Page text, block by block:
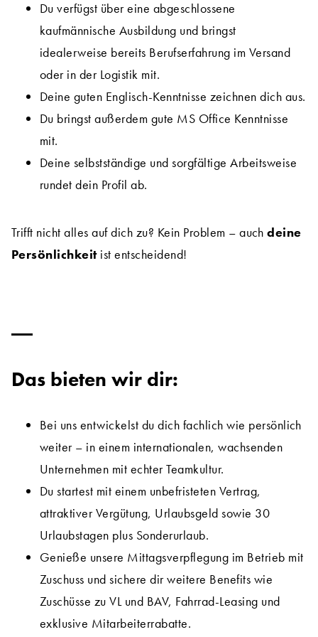
Du verfügst über eine abgeschlossene
kaufmännische Ausbildung und bringst
idealerweise bereits Berufserfahrung im Versand
oder in der Logistik mit.
Deine guten Englisch-Kenntnisse zeichnen dich aus.
Du bringst außerdem gute MS Office Kenntnisse
mit.
Deine selbstständige und sorgfältige Arbeitsweise
rundet dein Profil ab.
Trifft nicht alles auf dich zu? Kein Problem – auchdeine
Persönlichkeitist entscheidend!
Das bieten wir dir:
Bei uns entwickelst du dich fachlich wie persönlich
weiter – in einem internationalen, wachsenden
Unternehmen mit echter Teamkultur.
Du startest mit einem unbefristeten Vertrag,
attraktiver Vergütung, Urlaubsgeld sowie 30
Urlaubstagen plus Sonderurlaub.
Genieße unsere Mittagsverpflegung im Betrieb mit
Zuschuss und sichere dir weitere Benefits wie
Zuschüsse zu VL und BAV, Fahrrad-Leasing und
exklusive Mitarbeiterrabatte.